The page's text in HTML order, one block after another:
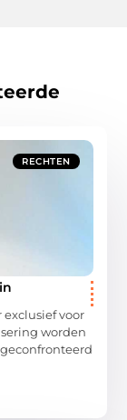
RECHTEN
voor
worden